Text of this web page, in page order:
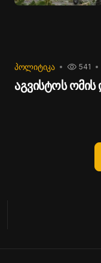
ᲞᲝᲚᲘᲢᲘᲙᲐ 541
აგვისტოს ომის